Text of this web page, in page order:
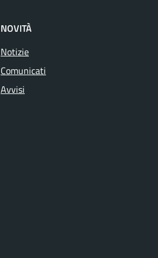
NOVITÀ
Notizie
Comunicati
Avvisi